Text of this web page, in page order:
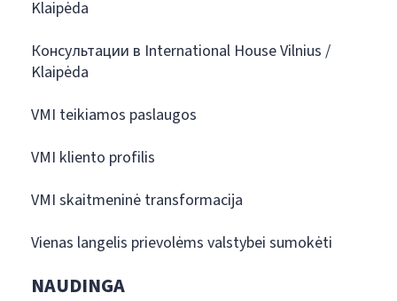
Klaipėda
Консультации в International House Vilnius /
Klaipėda
VMI teikiamos paslaugos
VMI kliento profilis
VMI skaitmeninė transformacija
Vienas langelis prievolėms valstybei sumokėti
NAUDINGA